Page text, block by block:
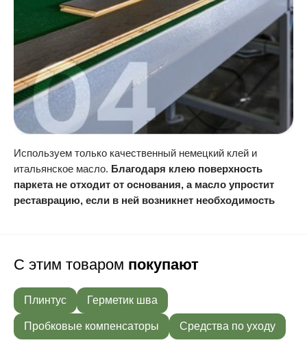
Используем только качественный немецкий клей и
итальянское масло. Благодаря клею поверхность
паркета не отходит от основания, а масло упростит
реставрацию, если в ней возникнет необходимость
С этим товаром покупают
Плинтус Герметик шва
Пробковые компенсаторы Средства по уходу